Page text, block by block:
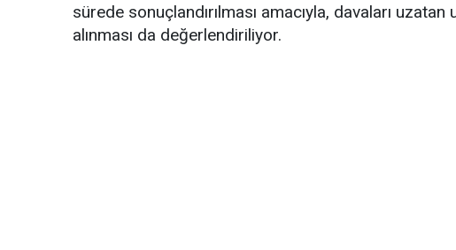
sürede sonuçlandırılması amacıyla, davaları uzatan
alınması da değerlendiriliyor.